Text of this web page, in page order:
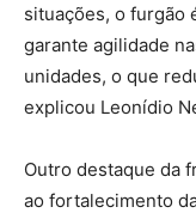
situações, o furgão
garante agilidade
unidades, o que
explicou Leonídio
Outro destaque da
ao fortalecimento